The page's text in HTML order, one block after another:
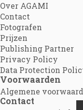
Over AGAMI
Contact
Fotografen
Prijzen
Publishing Partner
Privacy Policy
Data Protection
Voorwaarden
Algemene
Contact